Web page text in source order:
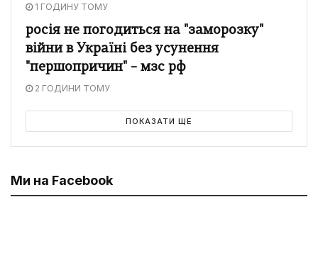
1 ГОДИНУ ТОМУ
росія не погодиться на "заморозку"
війни в Україні без усунення
"першопричин" – мзс рф
2 ГОДИНИ ТОМУ
ПОКАЗАТИ ЩЕ
Ми на Facebook